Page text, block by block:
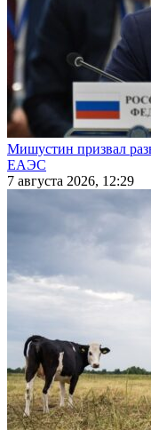
Мишустин призвал
ЕАЭС
7 августа 2026, 12:29